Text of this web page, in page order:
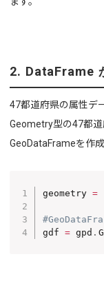
2. DataFrame
47都道府県の属性デ
Geometry型の47都道
GeoDataFrameを作成
geometry =
gdf = gpd .